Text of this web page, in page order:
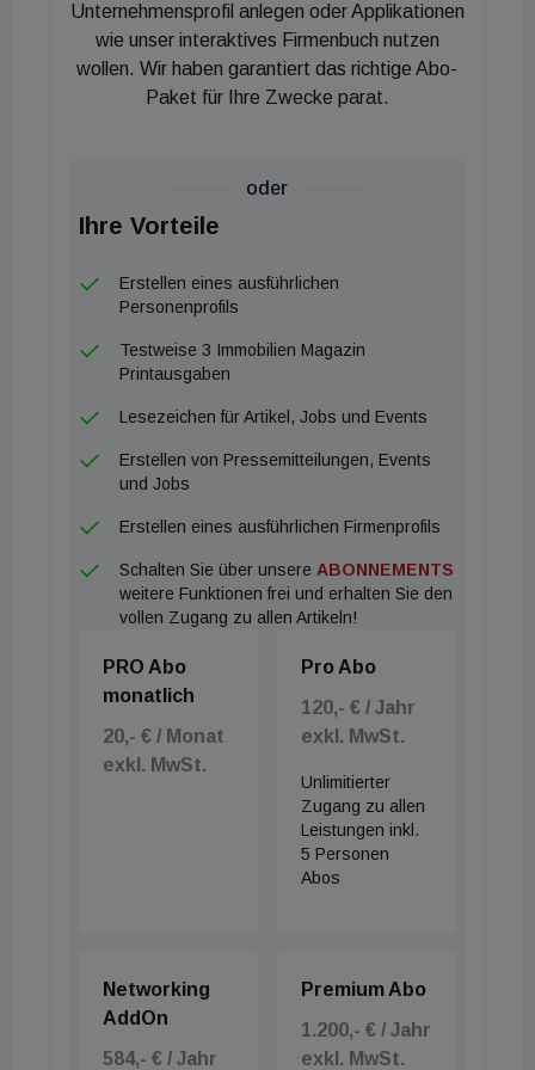
Übernahme führen wir unsere Expansion in
Deutschland weiter und ergänzen unser Portfolio
auf nun insgesamt 70 Immobilien und über 1,85
Unternehmensprofil anlegen oder Applikationen
wie unser interaktives Firmenbuch nutzen
wollen. Wir haben garantiert das richtige Abo-
Paket für Ihre Zwecke parat.
oder
Ihre Vorteile
Erstellen eines ausführlichen
Personenprofils
Testweise 3 Immobilien Magazin
Printausgaben
Lesezeichen für Artikel, Jobs und Events
Erstellen von Pressemitteilungen, Events
und Jobs
Erstellen eines ausführlichen Firmenprofils
Schalten Sie über unsere ABONNEMENTS
weitere Funktionen frei und erhalten Sie den
vollen Zugang zu allen Artikeln!
PRO Abo
monatlich
20,- € / Monat
exkl. MwSt.
Pro Abo
120,- € / Jahr
exkl. MwSt.
Unlimitierter
Zugang zu allen
Leistungen inkl.
5 Personen
Abos
Networking
AddOn
584,- € / Jahr
Premium Abo
1.200,- € / Jahr
exkl. MwSt.